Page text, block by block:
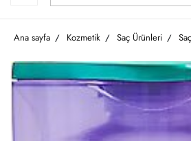
Ana sayfa Kozmetik Saç Ürünleri